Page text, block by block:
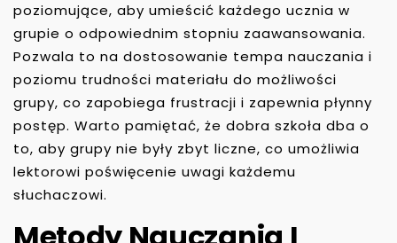
poziomujące, aby umieścić każdego ucznia w
grupie o odpowiednim stopniu zaawansowania.
Pozwala to na dostosowanie tempa nauczania i
poziomu trudności materiału do możliwości
grupy, co zapobiega frustracji i zapewnia płynny
postęp. Warto pamiętać, że dobra szkoła dba o
to, aby grupy nie były zbyt liczne, co umożliwia
lektorowi poświęcenie uwagi każdemu
słuchaczowi.